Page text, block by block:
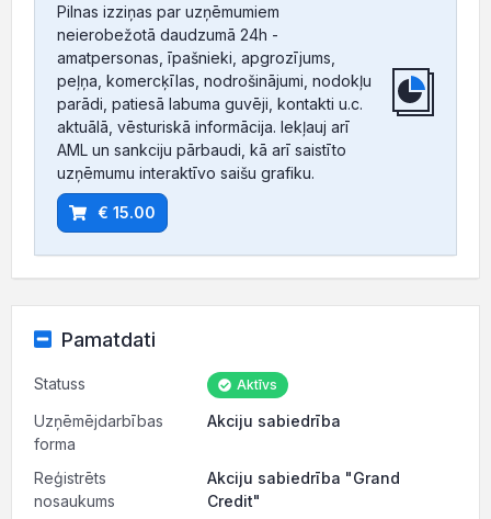
Pilnas izziņas par uzņēmumiem
neierobežotā daudzumā 24h -
amatpersonas, īpašnieki, apgrozījums,
peļņa, komercķīlas, nodrošinājumi, nodokļu
parādi, patiesā labuma guvēji, kontakti u.c.
aktuālā, vēsturiskā informācija. Iekļauj arī
AML un sankciju pārbaudi, kā arī saistīto
uzņēmumu interaktīvo saišu grafiku.
€ 15.00
Pamatdati
Statuss Aktīvs
Uzņēmējdarbības
forma
Akciju sabiedrība
Reģistrēts
nosaukums
Akciju sabiedrība "Grand
Credit"